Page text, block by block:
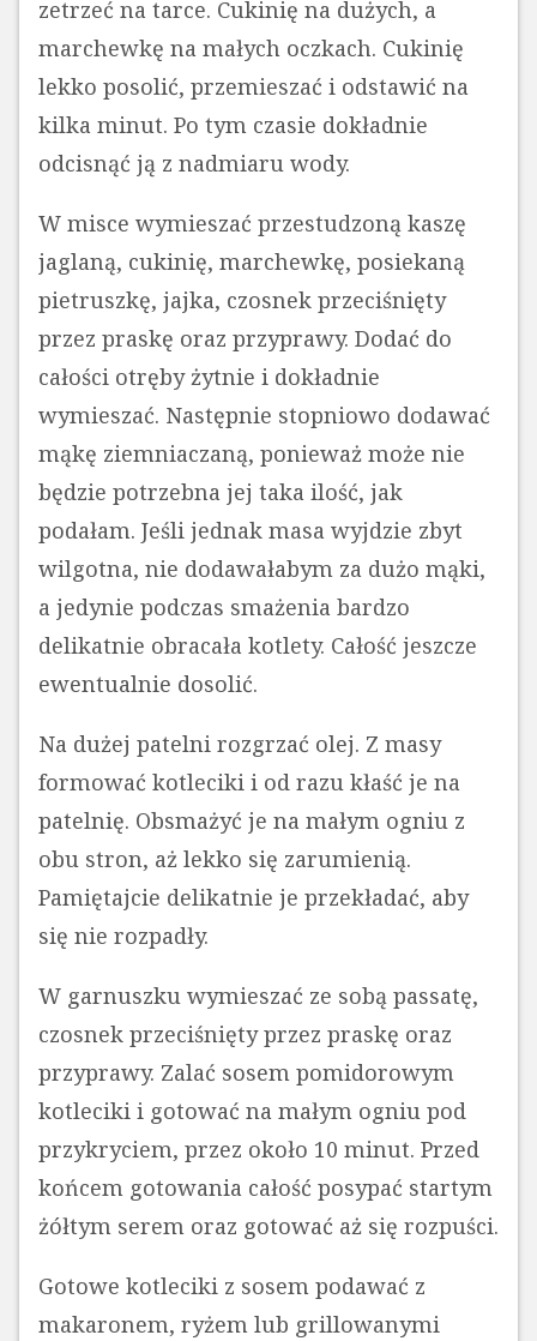
zetrzeć na tarce. Cukinię na dużych, a
marchewkę na małych oczkach. Cukinię
lekko posolić, przemieszać i odstawić na
kilka minut. Po tym czasie dokładnie
odcisnąć ją z nadmiaru wody.
W misce wymieszać przestudzoną kaszę
jaglaną, cukinię, marchewkę, posiekaną
pietruszkę, jajka, czosnek przeciśnięty
przez praskę oraz przyprawy. Dodać do
całości otręby żytnie i dokładnie
wymieszać. Następnie stopniowo dodawać
mąkę ziemniaczaną, ponieważ może nie
będzie potrzebna jej taka ilość, jak
podałam. Jeśli jednak masa wyjdzie zbyt
wilgotna, nie dodawałabym za dużo mąki,
a jedynie podczas smażenia bardzo
delikatnie obracała kotlety. Całość jeszcze
ewentualnie dosolić.
Na dużej patelni rozgrzać olej. Z masy
formować kotleciki i od razu kłaść je na
patelnię. Obsmażyć je na małym ogniu z
obu stron, aż lekko się zarumienią.
Pamiętajcie delikatnie je przekładać, aby
się nie rozpadły.
W garnuszku wymieszać ze sobą passatę,
czosnek przeciśnięty przez praskę oraz
przyprawy. Zalać sosem pomidorowym
kotleciki i gotować na małym ogniu pod
przykryciem, przez około 10 minut. Przed
końcem gotowania całość posypać startym
żółtym serem oraz gotować aż się rozpuści.
Gotowe kotleciki z sosem podawać z
makaronem, ryżem lub grillowanymi